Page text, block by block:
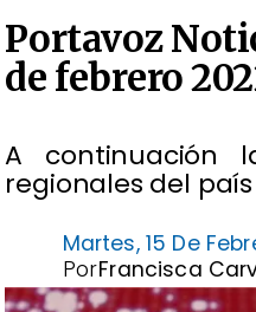
Portavoz
de febrero
A continuación
regionales del país
Martes, 15 De
Francisca
Por